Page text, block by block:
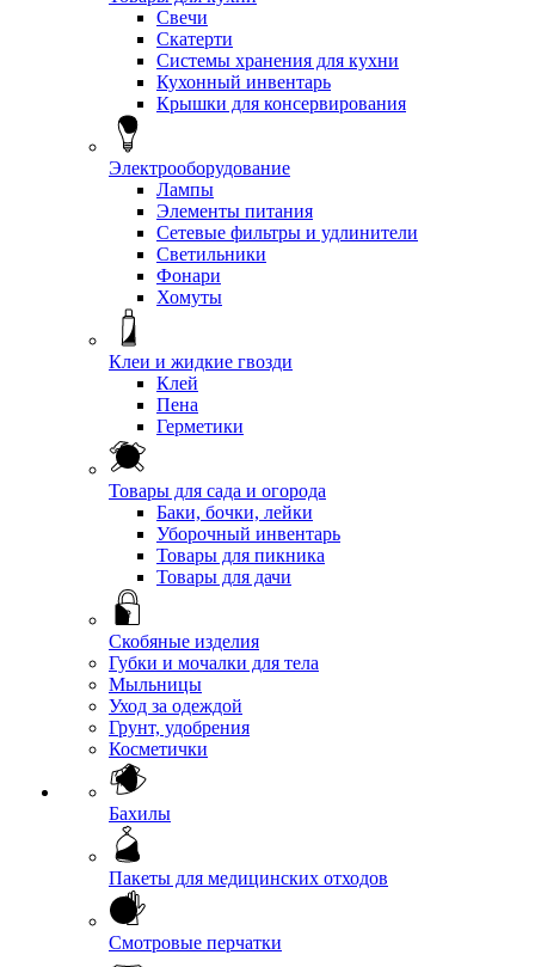
Свечи
Скатерти
Системы хранения для кухни
Кухонный инвентарь
Крышки для консервирования
Электрооборудование
Лампы
Элементы питания
Сетевые фильтры и удлинители
Светильники
Фонари
Хомуты
Клеи и жидкие гвозди
Клей
Пена
Герметики
Товары для сада и огорода
Баки, бочки, лейки
Уборочный инвентарь
Товары для пикника
Товары для дачи
Скобяные изделия
Губки и мочалки для тела
Мыльницы
Уход за одеждой
Грунт, удобрения
Косметички
Бахилы
Пакеты для медицинских отходов
Смотровые перчатки